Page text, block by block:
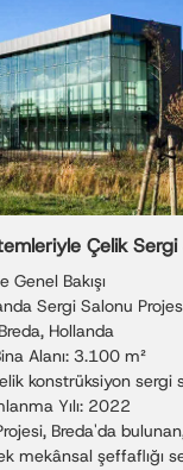
Çelik Sergi
Çözümü
Genel Bakışı
Sergi Salonu
Hollanda
Alanı: 3.100 m²
konstrüksiyon sergi
Yılı: 2022
Breda'da
mekânsal şeffaflığı